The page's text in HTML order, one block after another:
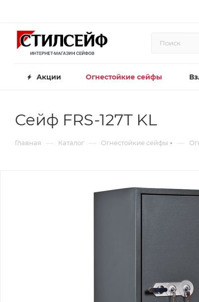
Акции Огнестойкие сейфы
Сейф FRS-127T KL
Главная — Каталог — Огнестойкие сейфы —